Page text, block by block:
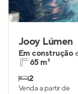
Jooy Lúmen
Em construção
65 m²
2
Venda a partir de